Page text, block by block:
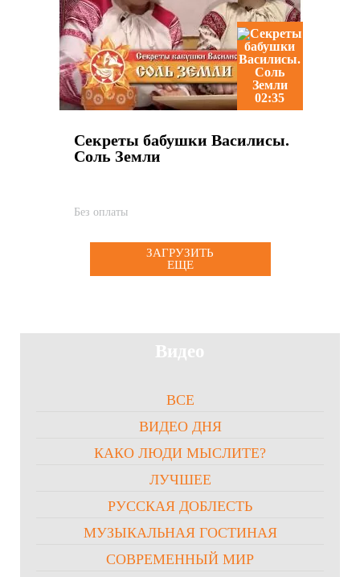
02:35
Секреты бабушки Василисы.
Соль Земли
Без оплаты
ЗАГРУЗИТЬ
ЕЩЕ
Видео
ВСЕ
ВИДЕО ДНЯ
КАКО ЛЮДИ МЫСЛИТЕ?
ЛУЧШЕЕ
РУССКАЯ ДОБЛЕСТЬ
МУЗЫКАЛЬНАЯ ГОСТИНАЯ
СОВРЕМЕННЫЙ МИР